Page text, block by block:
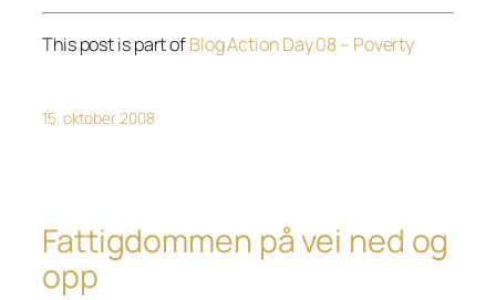
This post is part ofBlog Action Day 08 – Poverty
15. oktober 2008
Fattigdommen på vei ned og
opp